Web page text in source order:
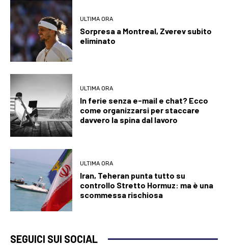
ULTIMA ORA
Sorpresa a Montreal, Zverev subito
eliminato
ULTIMA ORA
In ferie senza e-mail e chat? Ecco
come organizzarsi per staccare
davvero la spina dal lavoro
ULTIMA ORA
Iran, Teheran punta tutto su
controllo Stretto Hormuz: ma è una
scommessa rischiosa
SEGUICI SUI SOCIAL